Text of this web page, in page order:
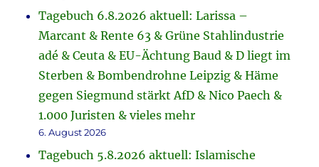
Tagebuch 6.8.2026 aktuell: Larissa –
Marcant & Rente 63 & Grüne Stahlindustrie
adé & Ceuta & EU-Ächtung Baud & D liegt im
Sterben & Bombendrohne Leipzig & Häme
gegen Siegmund stärkt AfD & Nico Paech &
1.000 Juristen & vieles mehr
6. August 2026
Tagebuch 5.8.2026 aktuell: Islamische